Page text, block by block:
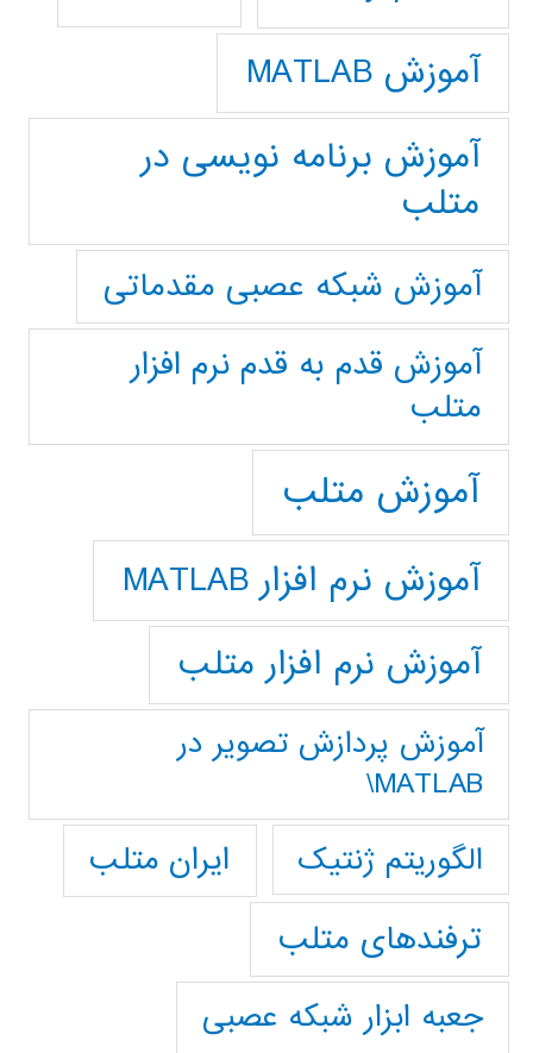
آموزش MATLAB
آموزش برنامه نویسی در
متلب
آموزش شبکه عصبی مقدماتی
آموزش قدم به قدم نرم افزار
متلب
آموزش متلب
آموزش نرم افزار MATLAB
آموزش نرم افزار متلب
آموزش پردازش تصوير در
MATLAB\
الگوریتم ژنتیک
ایران متلب
ترفندهای متلب
جعبه ابزار شبکه عصبی